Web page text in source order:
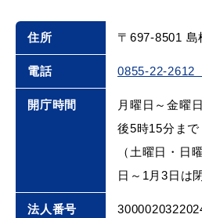
住所 〒697-8501 島
電話 0855-22-2612
開庁時間
月曜日～金曜
後5時15分まで
（土曜日・日
日～1月3日は
法人番号